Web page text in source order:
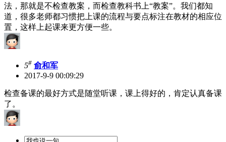
法，那就是不检查教案，而检查教科书上“教案”。我们都知
道，很多老师都习惯把上课的流程与要点标注在教材的相应位
置，这样上起课来更方便一些。
5# 俞和军
2017-9-9 00:09:29
检查备课的最好方式是随堂听课，课上得好的，肯定认真备课
了。